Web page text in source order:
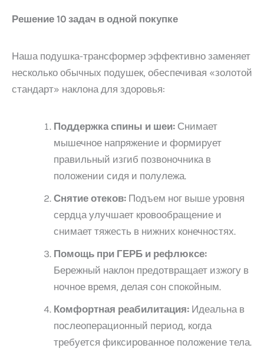
Решение 10 задач в одной покупке
Наша подушка-трансформер эффективно заменяет
несколько обычных подушек, обеспечивая «золотой
стандарт» наклона для здоровья:
Поддержка спины и шеи: Снимает
мышечное напряжение и формирует
правильный изгиб позвоночника в
положении сидя и полулежа.
Снятие отеков: Подъем ног выше уровня
сердца улучшает кровообращение и
снимает тяжесть в нижних конечностях.
Помощь при ГЕРБ и рефлюксе:
Бережный наклон предотвращает изжогу в
ночное время, делая сон спокойным.
Комфортная реабилитация: Идеальна в
послеоперационный период, когда
требуется фиксированное положение тела.